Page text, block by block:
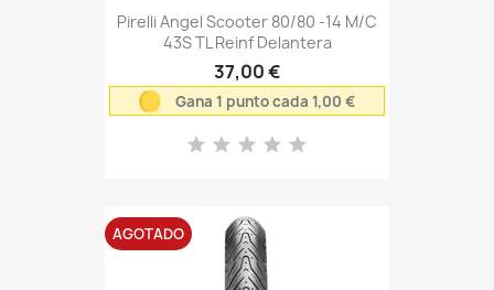
Pirelli Angel Scooter 80/80 -14 M/C
43S TL Reinf Delantera
37,00 €
Gana 1 punto cada 1,00 €
AGOTADO